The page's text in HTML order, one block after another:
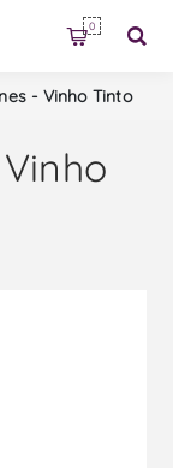
0
- Vinho Tinto